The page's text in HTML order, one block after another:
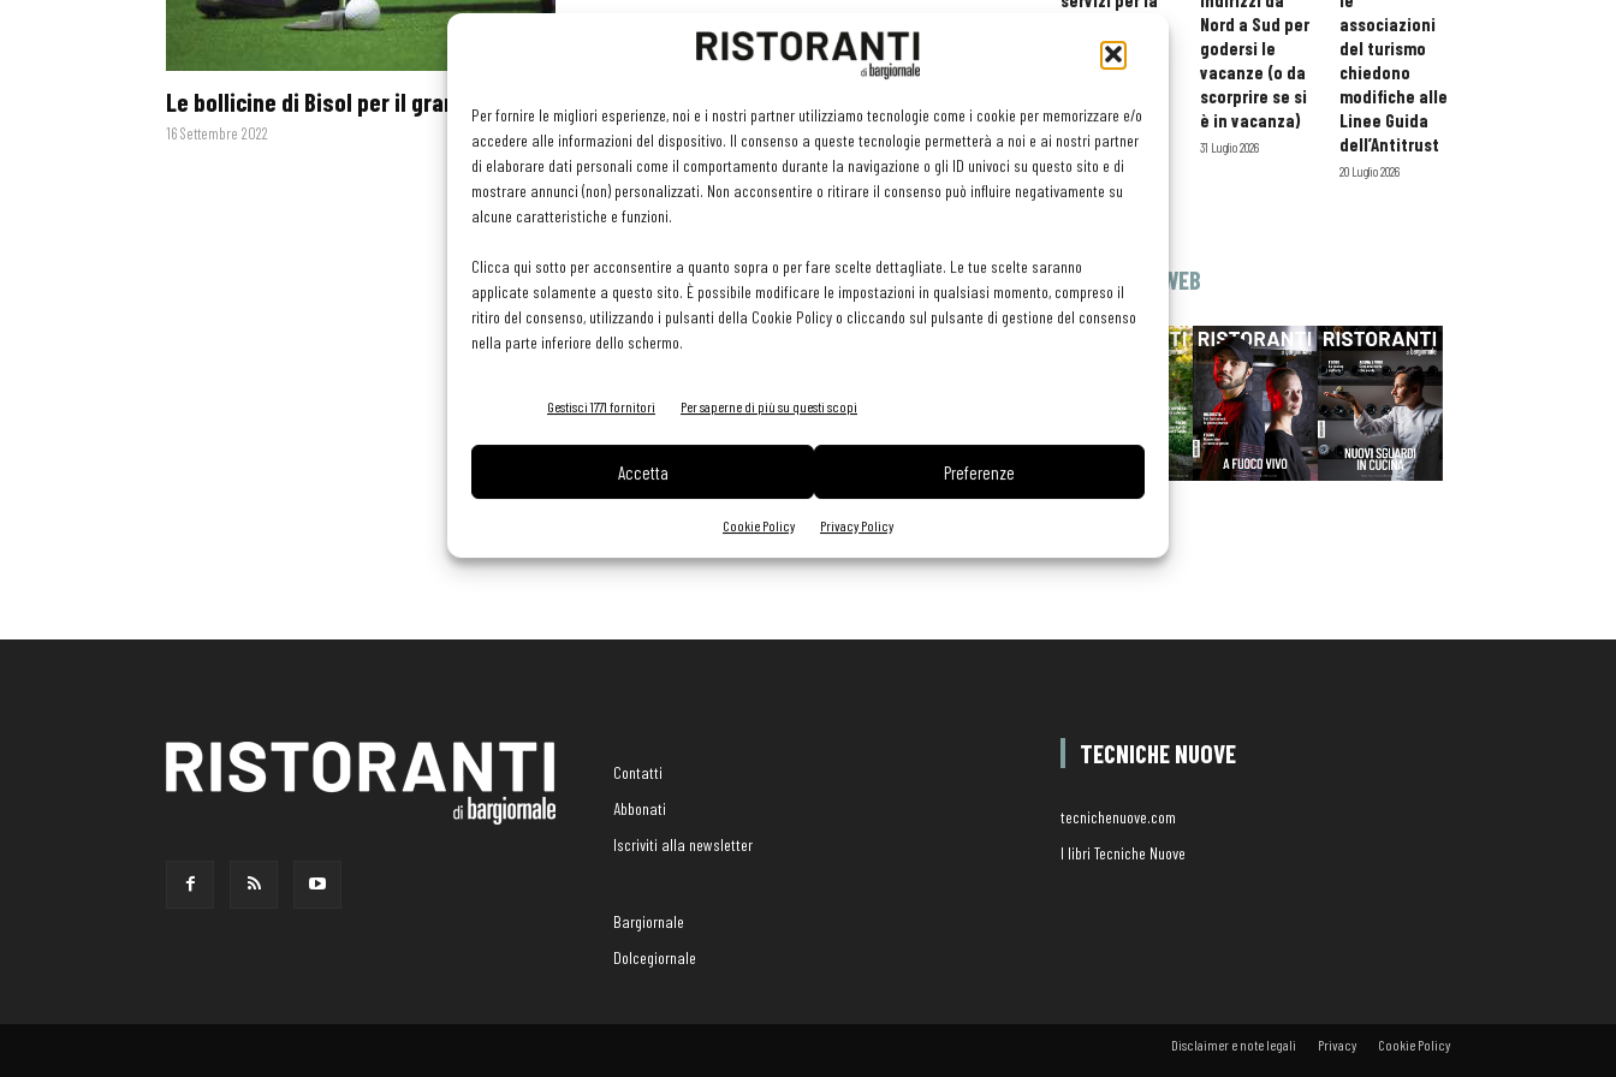
Per fornire le migliori esperienze, noi e i nostri partner utilizziamo tecnologie come i cookie per memorizzare e/o
accedere alle informazioni del dispositivo. Il consenso a queste tecnologie permetterà a noi e ai nostri partner
di elaborare dati personali come il comportamento durante la navigazione o gli ID univoci su questo sito e di
mostrare annunci (non) personalizzati. Non acconsentire o ritirare il consenso può influire negativamente su
alcune caratteristiche e funzioni.
Clicca qui sotto per acconsentire a quanto sopra o per fare scelte dettagliate. Le tue scelte saranno
applicate solamente a questo sito. È possibile modificare le impostazioni in qualsiasi momento, compreso il
ritiro del consenso, utilizzando i pulsanti della Cookie Policy o cliccando sul pulsante di gestione del consenso
nella parte inferiore dello schermo.
Gestisci 1771 fornitori Per saperne di più su questi scopi
Accetta Preferenze
Cookie Policy Privacy Policy
Le bollicine di Bisol per il grande Golf
16 Settembre 2022
orario esteso
e tessera
professionisti
HoReCa
29 Luglio 2026
Nord a Sud per
godersi le
vacanze (o da
scorprire se si
è in vacanza)
31 Luglio 2026
associazioni
del turismo
chiedono
modifiche alle
Linee Guida
dell’Antitrust
20 Luglio 2026
EDICOLA WEB
Contatti
Abbonati
Iscriviti alla newsletter
Bargiornale
Dolcegiornale
TECNICHE NUOVE
tecnichenuove.com
I libri Tecniche Nuove
Disclaimer e note legali Privacy Cookie Policy